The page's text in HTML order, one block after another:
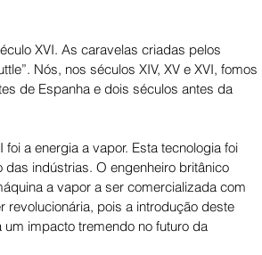
XVI. As caravelas criadas pelos
Nós, nos séculos XIV, XV e XVI, fomos
de Espanha e dois séculos antes da
a energia a vapor. Esta tecnologia foi
indústrias. O engenheiro britânico
a vapor a ser comercializada com
revolucionária, pois a introdução deste
impacto tremendo no futuro da